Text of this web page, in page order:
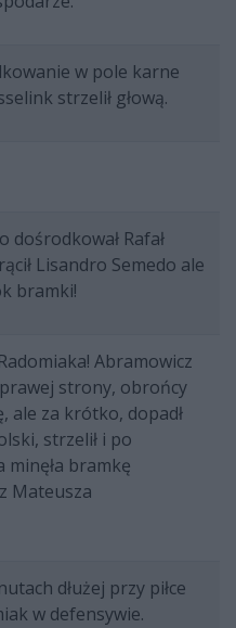
w pole karne
strzelił głową.
Rafał
Lisandro Semedo ale
bramki!
Abramowicz
strony, obrońcy
ale za krótko, dopadł
strzelił i po
minęła bramkę
Mateusza
dłużej przy piłce
w defensywie.